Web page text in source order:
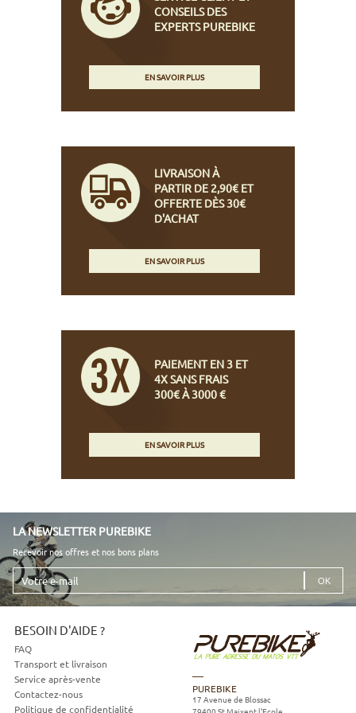
CONSEILS DES
EXPERTS PUREBIKE
EN SAVOIR PLUS
LIVRAISON À
PARTIR DE 2,90€ ET
OFFERTE DÈS 30€
D'ACHAT
EN SAVOIR PLUS
PAIEMENT EN 3 ET
4X SANS FRAIS
300€ À 3000 €
EN SAVOIR PLUS
LA NEWSLETTER PUREBIKE
Recevoir nos offres et nos bons plans
Votre
e-
mail
BESOIN D'AIDE ?
FAQ
Transport et livraison
Service après-vente
Contactez-nous
Politique de confidentialité
PUREBIKE
17 Avenue de Blossac